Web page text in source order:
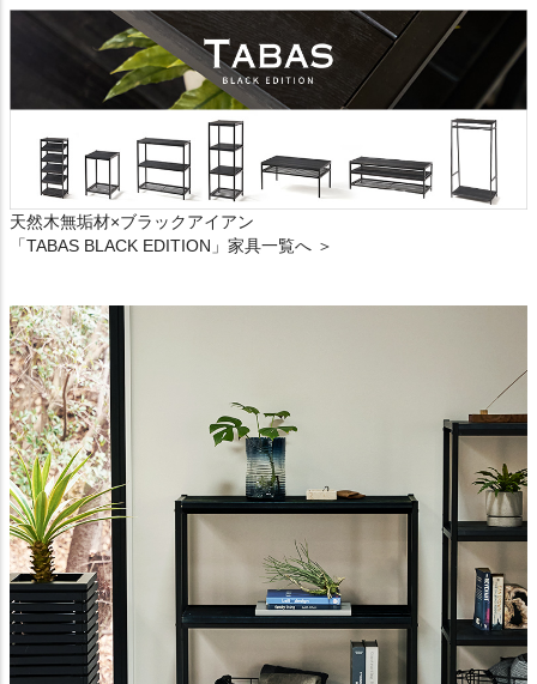
天然木無垢材×ブラックアイアン
「TABAS BLACK EDITION」家具一覧へ ＞